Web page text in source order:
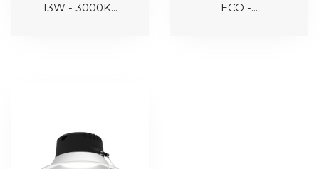
13W - 3000K...
ECO -...